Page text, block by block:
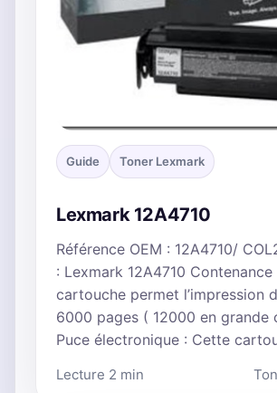
Guide Toner Lexmark
Lexmark 12A4710
Référence OEM : 12A4710/
: Lexmark 12A4710
cartouche permet l’impression
6000 pages ( 12000 en grande
Puce électronique : Cette
Lecture 2 min